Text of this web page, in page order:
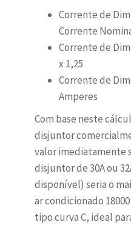
Corrente de
Corrente
Corrente de
x 1,25
Corrente de
Amperes
Com base neste
disjuntor
valor imediatamente
disjuntor de 30A ou
disponível) seria o
ar condicionado
tipo curva C, ideal